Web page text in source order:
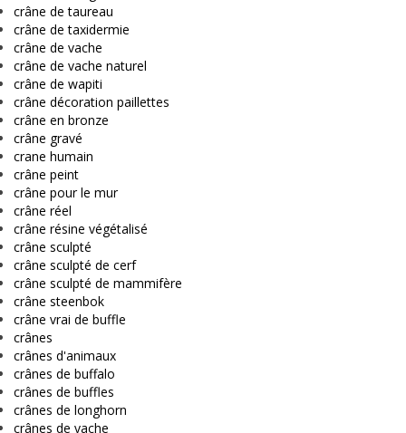
crâne de taureau
crâne de taxidermie
crâne de vache
crâne de vache naturel
crâne de wapiti
crâne décoration paillettes
crâne en bronze
crâne gravé
crane humain
crâne peint
crâne pour le mur
crâne réel
crâne résine végétalisé
crâne sculpté
crâne sculpté de cerf
crâne sculpté de mammifère
crâne steenbok
crâne vrai de buffle
crânes
crânes d'animaux
crânes de buffalo
crânes de buffles
crânes de longhorn
crânes de vache